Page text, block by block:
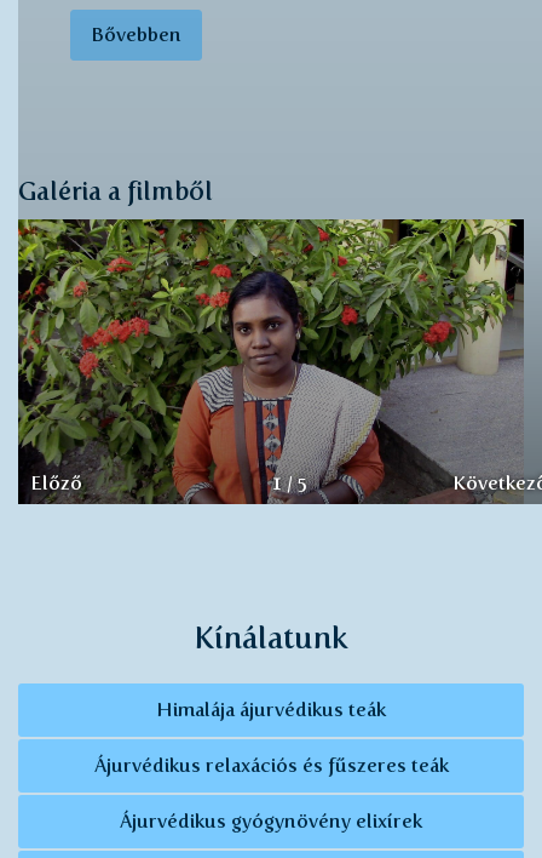
Bővebben
Galéria a filmből
Előző 1/5
Kínálatunk
Himalája ájurvédikus teák
Ájurvédikus relaxációs és fűszeres teák
Ájurvédikus gyógynövény elixírek